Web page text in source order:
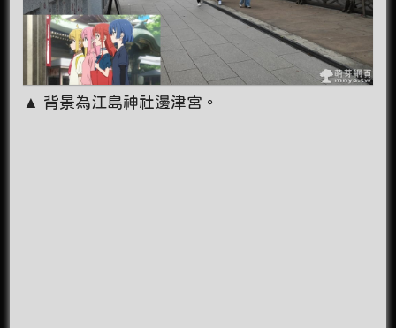
▲ 背景為江島神社邊津宮。